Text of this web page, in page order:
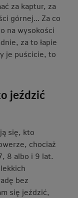
za kaptur, za
górnej… Za co
na wysokości
za to łapie
je puścicie, to
jeździć
się, kto
chociaż
8 albo i 9 lat.
bez
się jeździć,